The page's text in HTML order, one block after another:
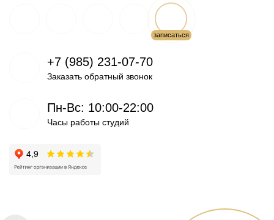
+7 (985) 231-07-70
Заказать обратный звонок
Пн-Вс: 10:00-22:00
Часы работы студий